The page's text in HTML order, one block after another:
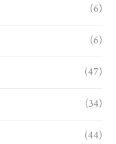
(6)
(6)
(47)
(34)
(44)